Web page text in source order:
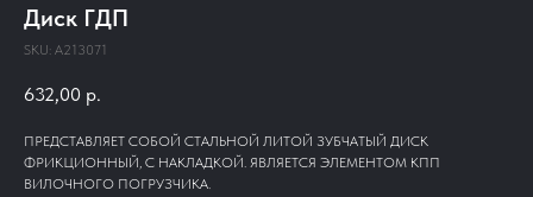
Диск ГДП
SKU: A213071
632,00 р.
ПРЕДСТАВЛЯЕТ СОБОЙ СТАЛЬНОЙ ЛИТОЙ ЗУБЧАТЫЙ ДИСК
ФРИКЦИОННЫЙ, С НАКЛАДКОЙ. ЯВЛЯЕТСЯ ЭЛЕМЕНТОМ КПП
ВИЛОЧНОГО ПОГРУЗЧИКА.